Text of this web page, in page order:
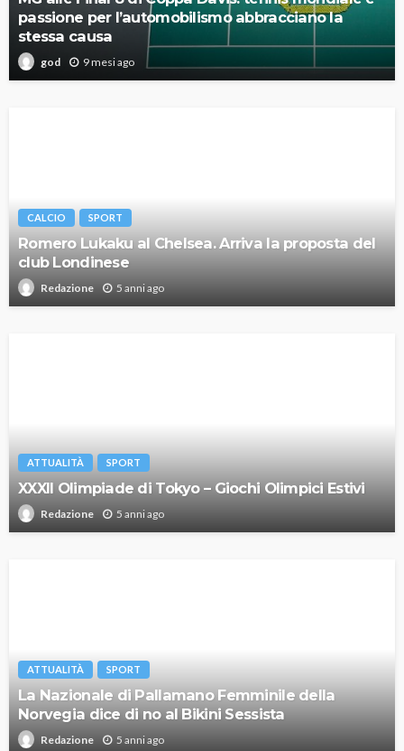
passione per l’automobilismo abbracciano la
stessa causa
god 9 mesi ago
CALCIO SPORT
Romero Lukaku al Chelsea. Arriva la proposta del
club Londinese
Redazione 5 anni ago
ATTUALITÀ SPORT
XXXII Olimpiade di Tokyo – Giochi Olimpici Estivi
Redazione 5 anni ago
ATTUALITÀ SPORT
La Nazionale di Pallamano Femminile della
Norvegia dice di no al Bikini Sessista
Redazione 5 anni ago